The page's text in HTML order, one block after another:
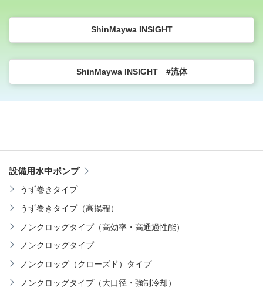
ShinMaywa INSIGHT
ShinMaywa INSIGHT #流体
設備用水中ポンプ
うず巻きタイプ
うず巻きタイプ（高揚程）
ノンクロッグタイプ（高効率・高通過性能）
ノンクロッグタイプ
ノンクロッグ（クローズド）タイプ
ノンクロッグタイプ（大口径・強制冷却）